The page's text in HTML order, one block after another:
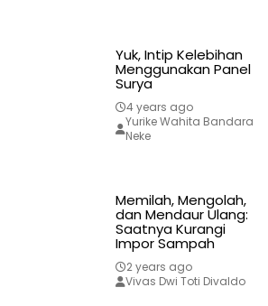
Yuk, Intip Kelebihan
Menggunakan Panel
Surya
4 years ago
Yurike Wahita Bandara
Neke
Memilah, Mengolah,
dan Mendaur Ulang:
Saatnya Kurangi
Impor Sampah
2 years ago
Vivas Dwi Toti Divaldo